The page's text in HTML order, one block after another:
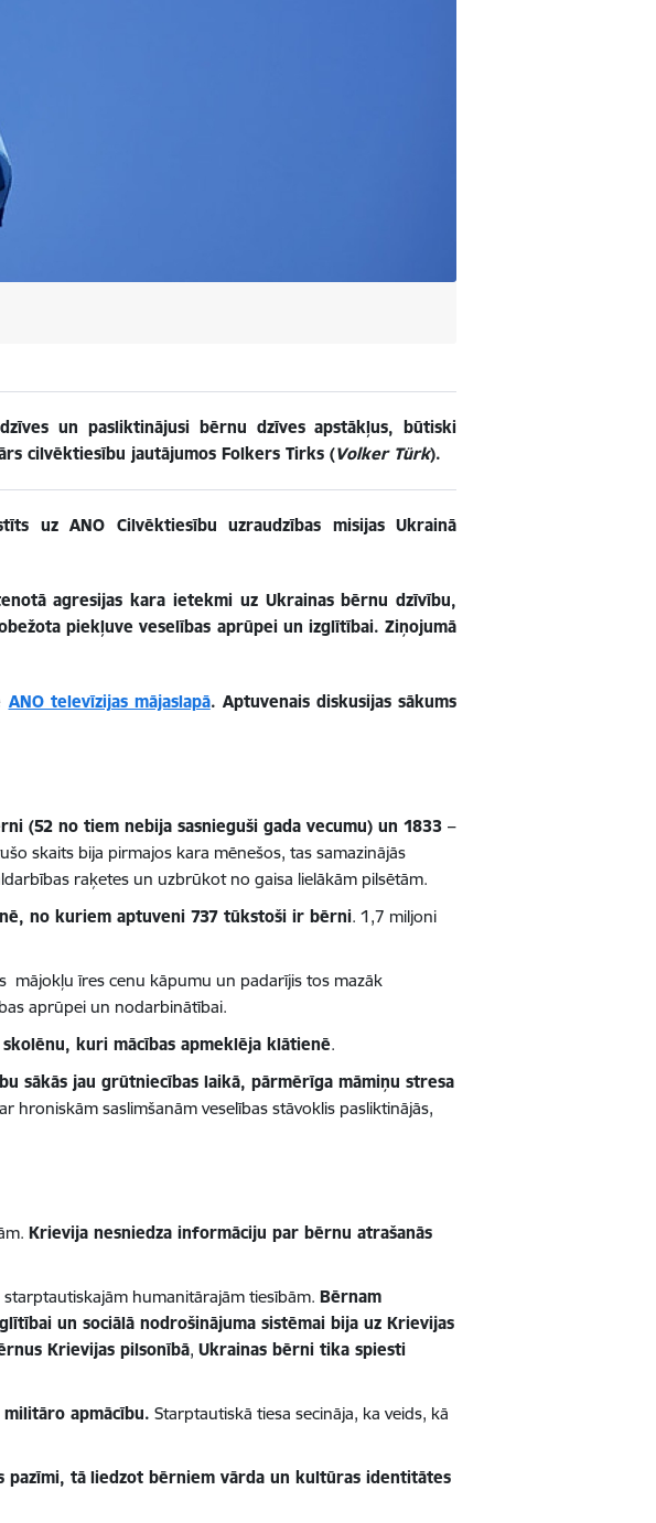
un pasliktinājusi bērnu dzīves apstākļus, būtiski
cilvēktiesību jautājumos Folkers Tirks (Volker Türk).
uz ANO Cilvēktiesību uzraudzības misijas Ukrainā
agresijas kara ietekmi uz Ukrainas bērnu dzīvību,
piekļuve veselības aprūpei un izglītībai. Ziņojumā
ANO televīzijas mājaslapā. Aptuvenais diskusijas sākums
(52 no tiem nebija sasnieguši gada vecumu)un 1833 –
skaits bija pirmajos kara mēnešos, tas samazinājās
raķetes un uzbrūkot no gaisa lielākām pilsētām.
no kuriem aptuveni 737 tūkstoši ir bērni. 1,7 miljoni
mājokļu īres cenu kāpumu un padarījis tos mazāk
aprūpei un nodarbinātībai.
kuri mācības apmeklēja klātienē.
sākās jau grūtniecības laikā, pārmērīga māmiņu stresa
hroniskām saslimšanām veselības stāvoklis pasliktinājās,
Krievija nesniedza informāciju par bērnu atrašanās
humanitārajām tiesībām. Bērnam
un sociālā nodrošinājuma sistēmai bija uz Krievijas
Krievijas pilsonībā, Ukrainas bērni tika spiesti
apmācību. Starptautiskā tiesa secināja, ka veids, kā
pazīmi, tā liedzot bērniem vārda un kultūras identitātes